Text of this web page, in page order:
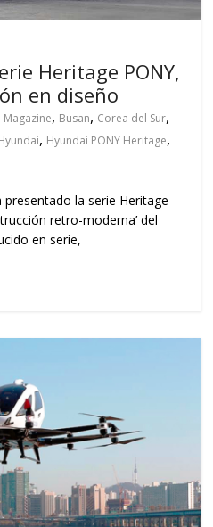
Heritage PONY,
en diseño
Magazine, Busan, Corea del Sur,
, Hyundai PONY Heritage,
la serie Heritage
retro-moderna’ del
en serie,